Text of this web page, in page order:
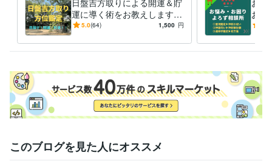
運に導く術をお教えします
ー30分のお散歩で簡単に実現
定）ー
5.0(64) 1,500 円
お悩
－多
解決
このブログを見た人にオススメ